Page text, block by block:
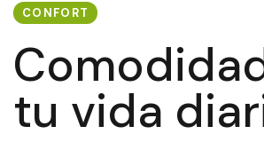
CONFORT
tu vida